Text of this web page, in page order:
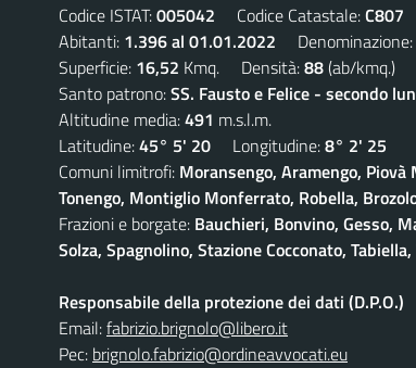
Codice ISTAT:005042 Codice Catastale:C807
Abitanti: 1.396 al 01.01.2022 Denominazione:
Superficie: 16,52 Kmq. Densità:88(ab/kmq.)
Santo patrono:SS. Fausto e Felice - secondo
Altitudine media:491 m.s.l.m.
Latitudine:45° 5' 20 Longitudine:8° 2' 25
Comuni limitrofi: Moransengo, Aramengo,
Tonengo, Montiglio Monferrato, Robella,
Frazioni e borgate: Bauchieri, Bonvino, Gesso,
Solza, Spagnolino, Stazione Cocconato,
Responsabile della protezione dei dati (D.P.O.)
Email:fabrizio.brignolo@libero.it
Pec: brignolo.fabrizio@ordineavvocati.eu